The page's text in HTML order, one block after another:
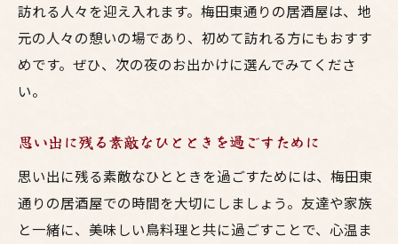
訪れる人々を迎え入れます。梅田東通りの居酒屋は、地
元の人々の憩いの場であり、初めて訪れる方にもおすす
めです。ぜひ、次の夜のお出かけに選んでみてくださ
い。
思い出に残る素敵なひとときを過ごすために
思い出に残る素敵なひとときを過ごすためには、梅田東
通りの居酒屋での時間を大切にしましょう。友達や家族
と一緒に、美味しい鳥料理と共に過ごすことで、心温ま